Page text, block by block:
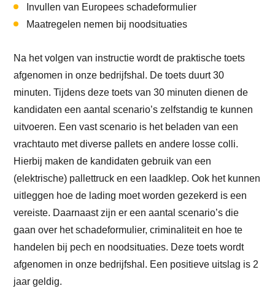
Invullen van Europees schadeformulier
Maatregelen nemen bij noodsituaties
Na het volgen van instructie wordt de praktische toets
afgenomen in onze bedrijfshal. De toets duurt 30
minuten. Tijdens deze toets van 30 minuten dienen de
kandidaten een aantal scenario’s zelfstandig te kunnen
uitvoeren. Een vast scenario is het beladen van een
vrachtauto met diverse pallets en andere losse colli.
Hierbij maken de kandidaten gebruik van een
(elektrische) pallettruck en een laadklep. Ook het kunnen
uitleggen hoe de lading moet worden gezekerd is een
vereiste. Daarnaast zijn er een aantal scenario’s die
gaan over het schadeformulier, criminaliteit en hoe te
handelen bij pech en noodsituaties. Deze toets wordt
afgenomen in onze bedrijfshal. Een positieve uitslag is 2
jaar geldig.